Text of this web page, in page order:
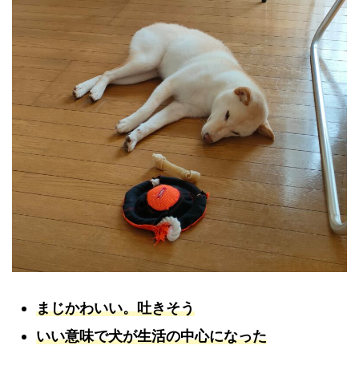
まじかわいい。吐きそう
いい意味で犬が生活の中心になった